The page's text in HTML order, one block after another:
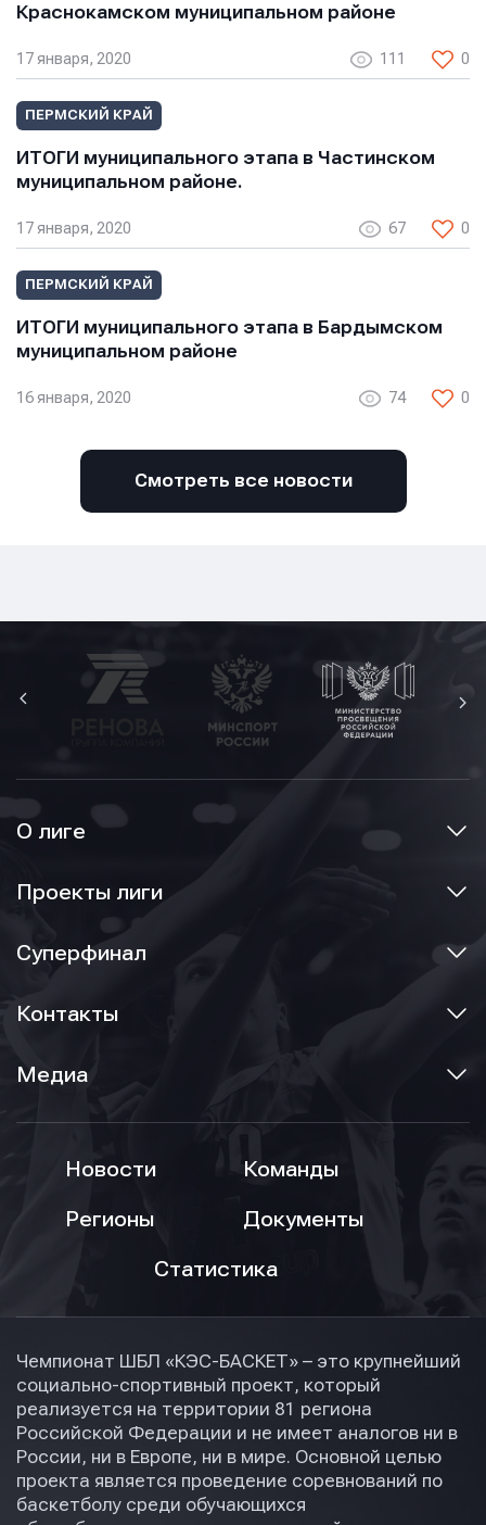
Краснокамском муниципальном районе
17 января, 2020 111 0
ПЕРМСКИЙ КРАЙ
ИТОГИ муниципального этапа в Частинском
муниципальном районе.
17 января, 2020 67 0
ПЕРМСКИЙ КРАЙ
ИТОГИ муниципального этапа в Бардымском
муниципальном районе
16 января, 2020 74 0
Смотреть все новости
О лиге
Проекты лиги
Суперфинал
Контакты
Медиа
Новости
Команды
Регионы
Документы
Статистика
Чемпионат ШБЛ «КЭС-БАСКЕТ» – это крупнейший
социально-спортивный проект, который
реализуется на территории 81 региона
Российской Федерации и не имеет аналогов ни в
России, ни в Европе, ни в мире. Основной целью
проекта является проведение соревнований по
баскетболу среди обучающихся